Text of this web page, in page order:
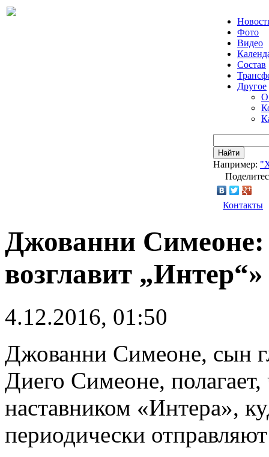
Фото
Видео
Состав
Другое
О
Найти
Например:
Контакты
Джованни
возглавит „Интер“»
4.12.2016, 01:50
Джованни Симеоне, сын
Диего Симеоне, полагает,
наставником «Интера»,
периодически